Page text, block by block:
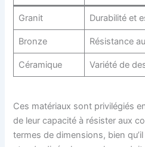
Granit Durabilité et
Bronze Résistance
Céramique Variété de
Ces matériaux sont privilégiés
de leur capacité à résister aux
termes de dimensions, bien